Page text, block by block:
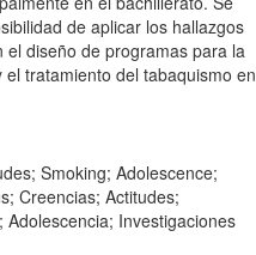
de aplicar los hallazgos
el diseño de programas para la
el tratamiento del tabaquismo en
Smoking; Adolescence;
Creencias; Actitudes;
Adolescencia; Investigaciones